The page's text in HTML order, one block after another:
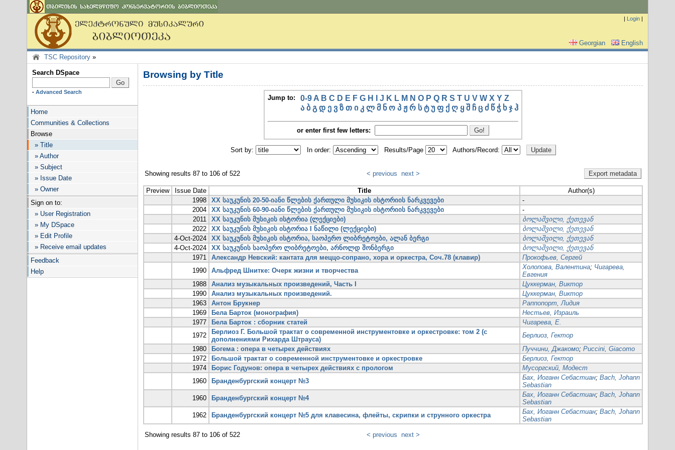
| Login |
Georgian
English
TSC Repository »
Search DSpace
- Advanced Search
Home
Communities & Collections
Browse
» Title
» Author
» Subject
» Issue Date
» Owner
Sign on to:
» User Registration
» My DSpace
» Edit Profile
» Receive email updates
Feedback
Help
Browsing by Title
Jump to: 0-9 A B C D E F G H J K L M N O P Q R S T U V W X Y Z
ა ბ გ დ ე ვ ზ თ ი კ ლ მ ნ ო პ ჟ რ ს ტ უ ფ ქ ღ ყ შ ჩ ც ძ წ ჭ ხ ჯ ჰ
or enter first few letters:
Sort by: In order: Results/Page Authors/Record:
Showing results 87 to 106 of 522 < previous next >
Preview Issue Date Title
Author(s)
1998
XX საუკუნის 20-50-იანი წლების ქართული მუსიკის ისტორიის ნარკვევები
-
2004
XX საუკუნის 60-90-იანი წლების ქართული მუსიკის ისტორიის ნარკვევები
-
2011
XX საუკუნის მუსიკის ისტორია (ლექციები)
ბოლაშვილი, ქეთევან
2022
XX საუკუნის მუსიკის ისტორია I ნაწილი (ლექციები)
ბოლაშვილი, ქეთევან
4-Oct-2024
XX საუკუნის მუსიკის ისტორია, საოპერო ლიბრეტოები, ალან ბერგი
ბოლაშვილი, ქეთევან
4-Oct-2024
XX საუკუნის საოპერო ლიბრეტოები, არნოლდ შონბერგი
ბოლაშვილი, ქეთევან
1971
Александр Невский: кантата для меццо-сопрано, хора и оркестра, Соч.78 (клавир)
Прокофьев, Сергей
1990
Альфред Шнитке: Очерк жизни и творчества Холопова, Валентина; Чигарева,
Евгения
1988
Анализ музыкальных произведений, Часть I
Цуккерман, Виктор
1990
Анализ музыкальных произведений.
Цуккерман, Виктор
1963
Антон Брукнер
Раппопорт, Лидия
1969
Бела Барток (монография)
Нестьев, Израиль
1977
Бела Барток : сборник статей
Чигарева, Е.
1972
Берлиоз Г. Большой трактат о современной инструментовке и оркестровке: том 2 (с
дополнениями Рихарда Штрауса)
Берлиоз, Гектор
1980
Богема : опера в четырех действиях Пуччини, Джакомо; Puccini, Giacomo
1972
Большой трактат о современной инструментовке и оркестровке
Берлиоз, Гектор
1974
Борис Годунов: опера в четырех действиях с прологом
Мусоргский, Модест
1960
Бранденбургский концерт №3 Бах, Иоганн Себастиан; Bach, Johann
Sebastian
1960
Бранденбургский концерт №4 Бах, Иоганн Себастиан; Bach, Johann
Sebastian
1962
Бранденбургский концерт №5 для клавесина, флейты, скрипки и струнного оркестра Бах, Иоганн Себастиан; Bach, Johann
Sebastian
Showing results 87 to 106 of 522 < previous next >